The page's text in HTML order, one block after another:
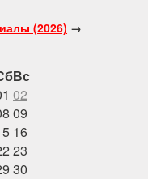
(2026) →
Вс
02
09
16
23
30